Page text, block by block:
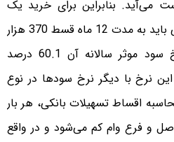
می‌آید. بنابراین برای خرید یک
گوشی موبایل 3 میلیون تومانی باید به مدت 12 ماه قسط 370 هزار
تومانی پرداخت شود که نرخ سود موثر سالانه آن 60.1 درصد
نرخ با دیگر نرخ سود‌ها در نوع
اقساط تسهیلات بانکی، هر بار
و فرع وام کم می‌شود و در واقع